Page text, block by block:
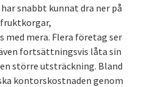
snabbt kunnat dra ner på
mera. Flera företag ser
fortsättningsvis låta sin
större utsträckning. Bland
kontorskostnaden genom